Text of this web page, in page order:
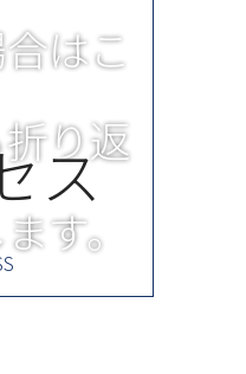
の識
、通
の行
他患
はこ
り返
す。
ス